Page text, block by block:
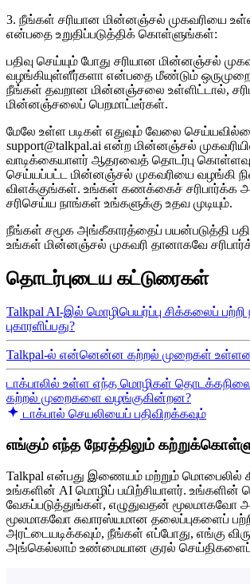
3. நீங்கள் சரியான மின்னஞ்சல் முகவரியை
என்பதை உறுதிப்படுத்திக் கொள்ளுங்கள்:
பதிவு செய்யும் போது சரியான மின்னஞ்சல்
வழங்கியுள்ளீர்களா என்பதை மீண்டும் ஒருமுறை
நீங்கள் தவறான மின்னஞ்சலை உள்ளிட்டால்,
மின்னஞ்சலைப் பெறமாட்டீர்கள்.
மேலே உள்ள படிகள் எதுவும் வேலை
support@talkpal.ai என்ற மின்னஞ்சல்
வாடிக்கையாளர் ஆதரவைத் தொடர்பு
செய்யப்பட்ட மின்னஞ்சல் முகவரியை வழங்கி
விளக்குங்கள். உங்கள் கணக்கைச் சரிபார்க்க
சரிசெய்ய நாங்கள் உங்களுக்கு உதவ முடியும்.
நீங்கள் சமூக அங்கீகாரத்தைப் பயன்படுத்தி
உங்கள் மின்னஞ்சல் முகவரி தானாகவே
தொடர்புடைய கட்டுரைகள்
Talkpal AI-இல் மொழிபெயர்ப்பு சிக்கலைப்
புகாரளிப்பது?
Talkpal-ல் என்னென்ன கற்றல் முறைகள்
டாக்பாலில் உள்ள எந்த மொழிகள்
கற்றல் முறைகளை வழங்குகின்றன?
டாக்பால் செயலியைப் பதிவிறக்கவும்
எங்கும் எந்த நேரத்திலும்
Talkpal என்பது இணையம் மற்றும் மொபைலில்
உங்களின் AI மொழிப் பயிற்சியாளர். உங்களின்
வேகப்படுத்துங்கள், எழுதுவதன் மூலமாகவோ
மூலமாகவோ சுவாரஸ்யமான தலைப்புகளைப்
அரட்டையடிக்கவும், நீங்கள் எப்போது, ​​எங்கு
அங்கெல்லாம் உண்மையான குரல் செய்திகளைப்